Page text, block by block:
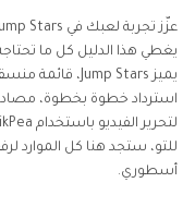
يغطي هذا الدليل كل ما
استرداد خطوة بخطوة،
أسطوري.